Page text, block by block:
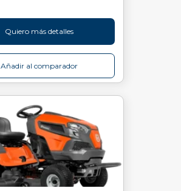
Quiero más detalles
Añadir al comparador